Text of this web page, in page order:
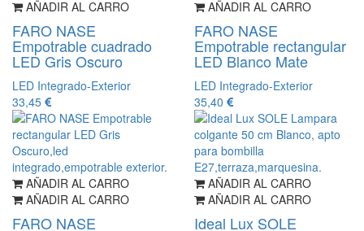
AÑADIR AL CARRO
FARO NASE
Empotrable cuadrado
LED Gris Oscuro
LED Integrado-Exterior
33,45
AÑADIR AL CARRO
FARO NASE
Empotrable rectangular
LED Blanco Mate
LED Integrado-Exterior
35,40
AÑADIR AL CARRO
AÑADIR AL CARRO
FARO NASE
AÑADIR AL CARRO
AÑADIR AL CARRO
Ideal Lux SOLE